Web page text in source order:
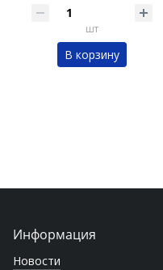
шт
В корзину
Информация
Новости